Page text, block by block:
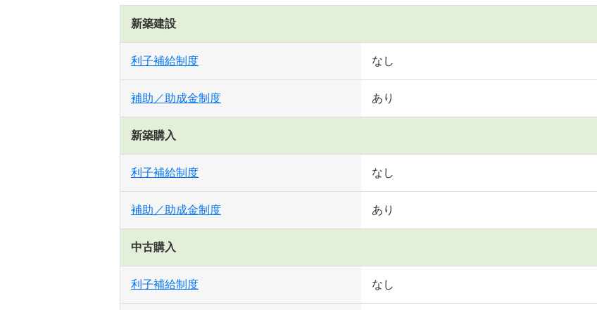
新築建設
利子補給制度 なし
補助／助成金制度 あり
新築購入
利子補給制度 なし
補助／助成金制度 あり
中古購入
利子補給制度 なし